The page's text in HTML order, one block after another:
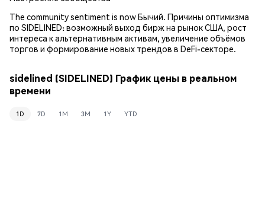
The community sentiment is now Бычий. Причины оптимизма
по SIDELINED: возможный выход бирж на рынок США, рост
интереса к альтернативным активам, увеличение объёмов
торгов и формирование новых трендов в DeFi-секторе.
sidelined (SIDELINED) График цены в реальном
времени
1D 7D 1M 3M 1Y YTD